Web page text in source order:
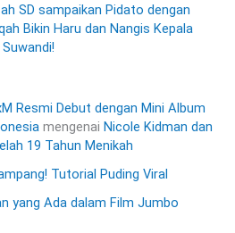
SD sampaikan Pidato dengan
Bikin Haru dan Nangis Kepala
Resmi Debut dengan Mini Album
mengenai Nicole Kidman dan
19 Tahun Menikah
Tutorial Puding Viral
yang Ada dalam Film Jumbo